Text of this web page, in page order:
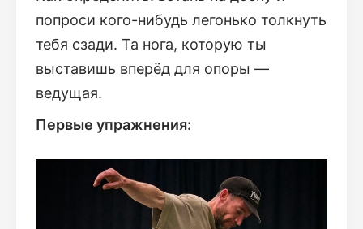
попроси кого-нибудь легонько толкнуть
тебя сзади. Та нога, которую ты
выставишь вперёд для опоры —
ведущая.
Первые упражнения: